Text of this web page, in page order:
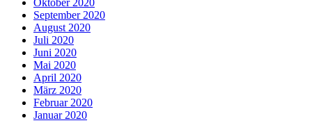
Oktober 2020
September 2020
August 2020
Juli 2020
Juni 2020
Mai 2020
April 2020
März 2020
Februar 2020
Januar 2020